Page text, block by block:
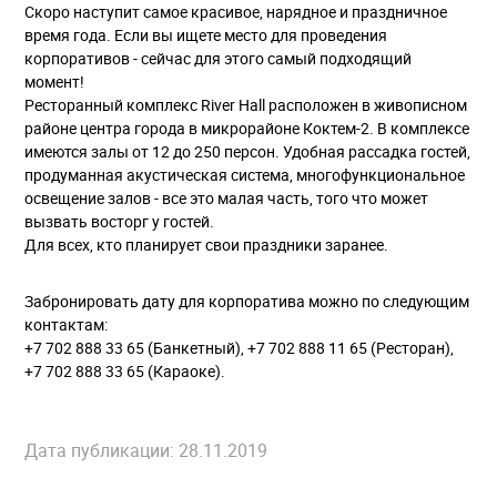
Скоро наступит самое красивое, нарядное и праздничное
время года. Если вы ищете место для проведения
корпоративов - сейчас для этого самый подходящий
момент!
Ресторанный комплекс River Hall расположен в живописном
районе центра города в микрорайоне Коктем-2. В комплексе
имеются залы от 12 до 250 персон. Удобная рассадка гостей,
продуманная акустическая система, многофункциональное
освещение залов - все это малая часть, того что может
вызвать восторг у гостей.
Для всех, кто планирует свои праздники заранее. ⠀
Забронировать дату для корпоратива можно по следующим
контактам:
+7 702 888 33 65 (Банкетный), +7 702 888 11 65 (Ресторан),
+7 702 888 33 65 (Караоке).
Дата публикации: 28.11.2019